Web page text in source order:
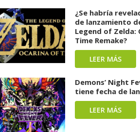
¿Se habría
de lanzamiento
Legend of Zelda:
Time Remake?
LEER MÁS
Demons’ Night
tiene fecha de
LEER MÁS